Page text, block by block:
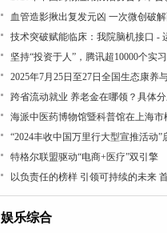
血管造影揪出复发元凶 一次微创破
技术突破赋能临床：我院脑机接口 -
坚持“投资于人”，腾讯超10000个实
跨省流动就业 养老金在哪领？具体
海派中医药博物馆暨科普馆在上海市
“2024丰收中国万里行大型宣推活动”
特格尔联盟驱动“电商+医疗”双引擎
娱乐综合